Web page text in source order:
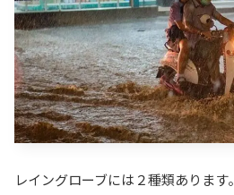
レイングローブには２種類あります。